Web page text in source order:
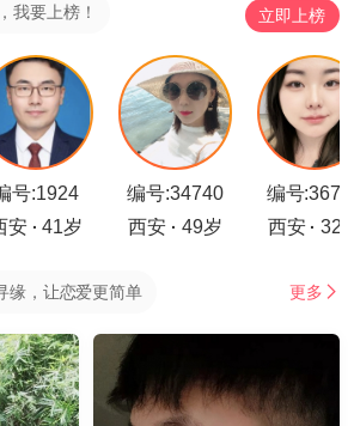
我要上榜！ 立即上榜
号:1924
安 · 41岁
编号:34740
西安 · 49岁
编号
西安 · 32
缘，让恋爱更简单 更多